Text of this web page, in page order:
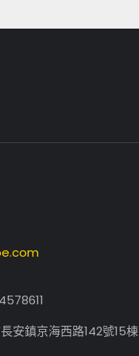
安鎮京海西路142號15棟